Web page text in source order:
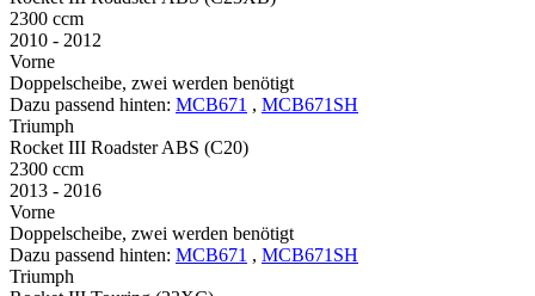
2300 ccm
2010 - 2012
Vorne
Doppelscheibe, zwei werden benötigt
Dazu passend hinten: MCB671 , MCB671SH
Triumph
Rocket III Roadster ABS (C20)
2300 ccm
2013 - 2016
Vorne
Doppelscheibe, zwei werden benötigt
Dazu passend hinten: MCB671 , MCB671SH
Triumph